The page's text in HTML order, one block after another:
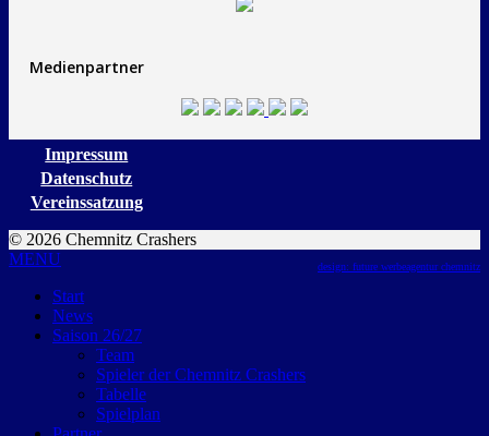
Medienpartner
Impressum
Datenschutz
Vereinssatzung
© 2026 Chemnitz Crashers
design: future werbeagentur chemnitz
MENU
Start
News
Saison 26/27
Team
Spieler der Chemnitz Crashers
Tabelle
Spielplan